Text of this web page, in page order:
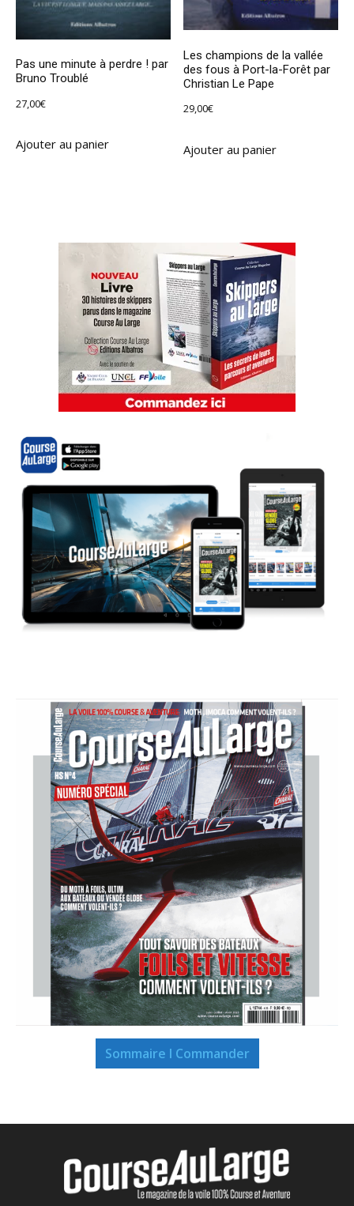
Pas une minute à perdre ! par
Bruno Troublé
27,00€
Ajouter au panier
Les champions de la vallée
des fous à Port-la-Forêt par
Christian Le Pape
29,00€
Ajouter au panier
Sommaire I Commander